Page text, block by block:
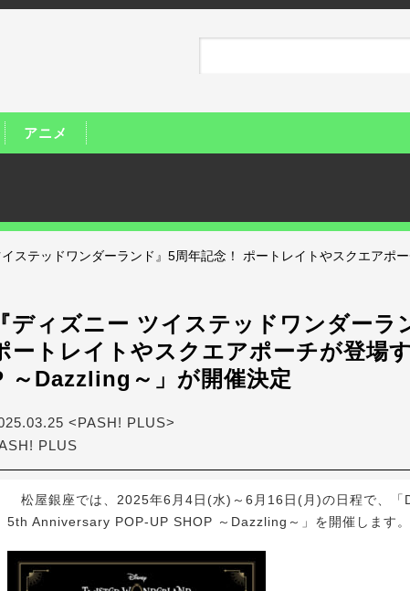
アニメ
イステッドワンダーランド』5周年記念！ ポートレイトやスクエアポ
『ディズニー ツイステッドワンダーラ
ートレイトやスクエアポーチが登場
～Dazzling～」が開催決定
<PASH! PLUS>
PLUS
松屋銀座では、2025年6月4日(水)～6月16日(月)の日程で、
5th Anniversary POP-UP SHOP ～Dazzling～」を開催します。